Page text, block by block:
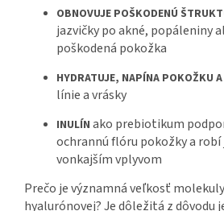
OBNOVUJE POŠKODENÚ
jazvičky po akné, popáleniny
poškodená pokožka
HYDRATUJE, NAPÍNA POKOŽKU
línie a vrásky
INULÍN ako prebiotikum
ochrannú flóru pokožky a robí
vonkajším vplyvom
Prečo je významná veľkosť
hyalurónovej? Je dôležitá z dôvodu